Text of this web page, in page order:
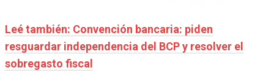
Leé también: Convención bancaria: piden
resguardar independencia del BCP y resolver el
sobregasto fiscal